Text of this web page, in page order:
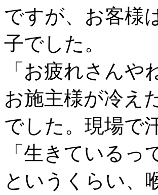
ですが、お客様
子でした。
「お疲れさん
お施主様が冷え
でした。現場で
「生きている
というくらい、